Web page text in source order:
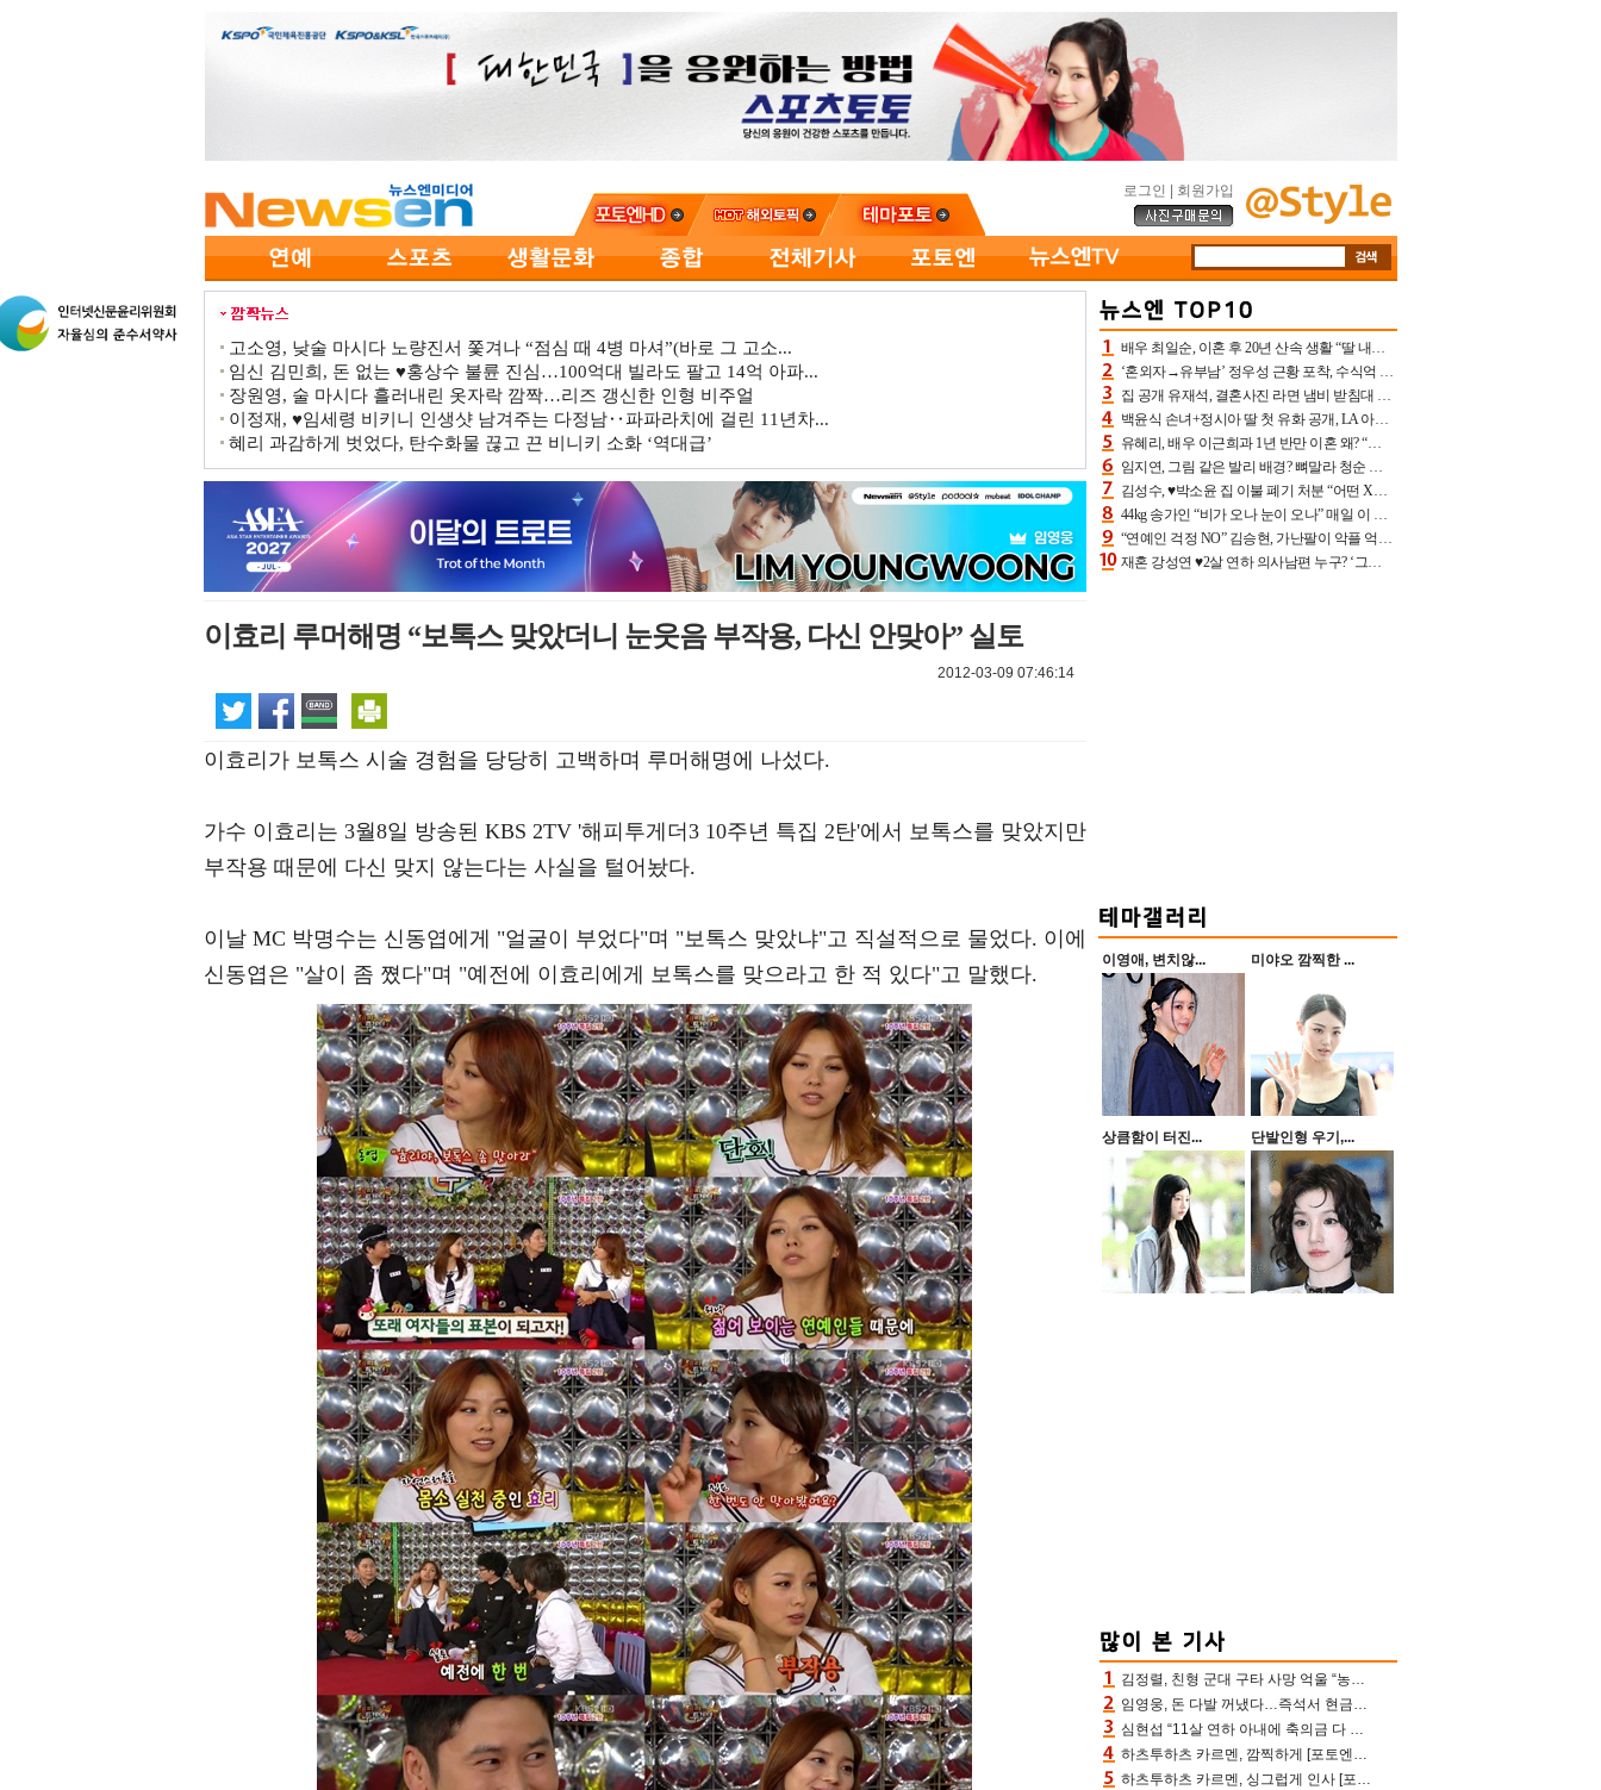
로그인 회원가입
고소영, 낮술 마시다 노량진서 쫓겨나 “점심 때 4병 마셔”(바로 그 고소...
임신 김민희, 돈 없는 ♥홍상수 불륜 진심…100억대 빌라도 팔고 14억 아파...
장원영, 술 마시다 흘러내린 옷자락 깜짝…리즈 갱신한 인형 비주얼
이정재, ♥임세령 비키니 인생샷 남겨주는 다정남‥파파라치에 걸린 11년차...
혜리 과감하게 벗었다, 탄수화물 끊고 끈 비니키 소화 ‘역대급’
이효리 루머해명 “보톡스 맞았더니 눈웃음 부작용, 다신 안맞아” 실토
2012-03-09 07:46:14
이효리가 보톡스 시술 경험을 당당히 고백하며 루머해명에 나섰다.
가수 이효리는 3월8일 방송된 KBS 2TV '해피투게더3 10주년 특집 2탄'에서 보톡스를 맞았지만
부작용 때문에 다신 맞지 않는다는 사실을 털어놨다.
이날 MC 박명수는 신동엽에게 "얼굴이 부었다"며 "보톡스 맞았냐"고 직설적으로 물었다. 이에
신동엽은 "살이 좀 쪘다"며 "예전에 이효리에게 보톡스를 맞으라고 한 적 있다"고 말했다.
배우 최일순, 이혼 후 20년 산속 생활 “딸 내가 버렸다고 원망‥맘 아파”(특종)[어제TV]
‘혼외자→유부남’ 정우성 근황 포착, 수식억 해킹 피해 후배 만났다 “존경하는”
집 공개 유재석, 결혼사진 라면 냄비 받침대 되고 분노‥가족사진도 피해(놀뭐)[어제TV]
백윤식 손녀+정시아 딸 첫 유화 공개, LA 아트쇼→서울국제조각페스타 작가다운 수준급 실력
유혜리, 배우 이근희과 1년 반만 이혼 왜? “식칼 꽂고 의자 던져” 충격 폭로(특종)[어제TV]
임지연, 그림 같은 발리 배경? 뼈말라 청순 비키니 핏에 상대 안 되네
김성수, ♥박소윤 집 이불 폐기 처분 “어떤 X이랑 썼을지 몰라” 질투(신랑수업2)[어제TV]
44kg 송가인 “비가 오나 눈이 오나” 매일 이 운동, 허벅지 근육량 상승+체지방 감소
“연예인 걱정 NO” 김승현, 가난팔이 악플 억울할만‥아내+딸과 日 여행
재혼 강성연 ♥2살 연하 의사남편 누구? ‘그알’ 자문의에 훈남 비주얼 초엘리트 스펙 [종합]
이영애, 변치않... 미야오 깜찍한 ...
상큼함이 터진... 단발인형 우기,...
김정렬, 친형 군대 구타 사망 억울 “농약사 처리, 범인 찾았지만…엄마는 이미 치매”(데이앤나잇)
임영웅, 돈 다발 꺼냈다…즉석서 현금으로 수당 챙겨주는 ‘구단주’
심현섭 “11살 연하 아내에 축의금 다 뺏겨, 집도 아내 명의” (동치미)[결정적장면]
하츠투하츠 카르멘, 깜찍하게 [포토엔HD]
하츠투하츠 카르멘, 싱그럽게 인사 [포토엔HD]